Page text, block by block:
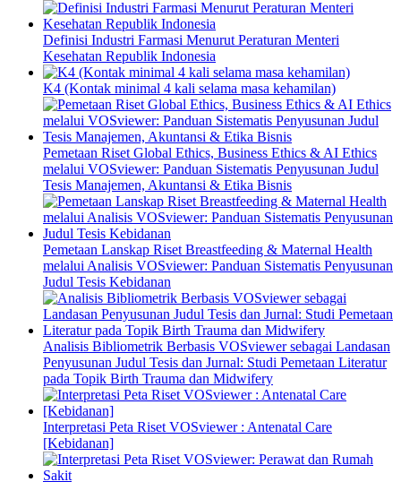
Definisi Industri Farmasi Menurut Peraturan Menteri
Kesehatan Republik Indonesia
K4 (Kontak minimal 4 kali selama masa kehamilan)
Pemetaan Riset Global Ethics, Business Ethics & AI Ethics
melalui VOSviewer: Panduan Sistematis Penyusunan Judul
Tesis Manajemen, Akuntansi & Etika Bisnis
Pemetaan Lanskap Riset Breastfeeding & Maternal Health
melalui Analisis VOSviewer: Panduan Sistematis Penyusunan
Judul Tesis Kebidanan
Analisis Bibliometrik Berbasis VOSviewer sebagai Landasan
Penyusunan Judul Tesis dan Jurnal: Studi Pemetaan Literatur
pada Topik Birth Trauma dan Midwifery
Interpretasi Peta Riset VOSviewer : Antenatal Care
[Kebidanan]